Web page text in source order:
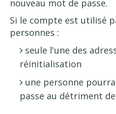
nouveau mot de passe.
Si le compte est utilisé
personnes :
seule l'une des
réinitialisation
une personne
passe au détriment